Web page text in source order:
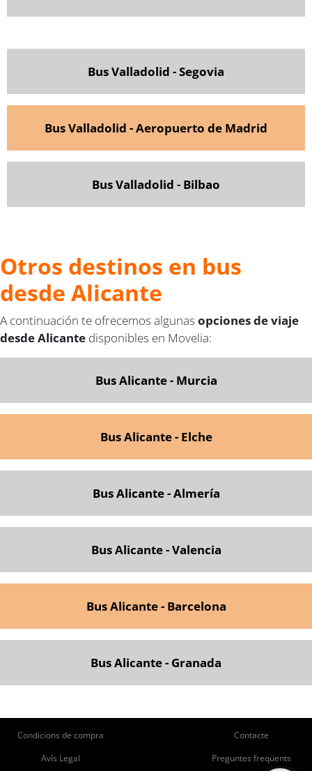
Bus Valladolid - Segovia
Bus Valladolid - Aeropuerto de Madrid
Bus Valladolid - Bilbao
Otros destinos en bus
desde Alicante
A continuación te ofrecemos algunas opciones de viaje
desde Alicante disponibles en Movelia:
Bus Alicante - Murcia
Bus Alicante - Elche
Bus Alicante - Almería
Bus Alicante - Valencia
Bus Alicante - Barcelona
Bus Alicante - Granada
Condicions de compra
Avís Legal
Contacte
Preguntes freqüents